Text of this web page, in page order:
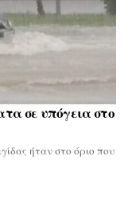
σε υπόγεια στο
ήταν στο όριο που